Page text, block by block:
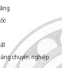
chuyên nghiệp